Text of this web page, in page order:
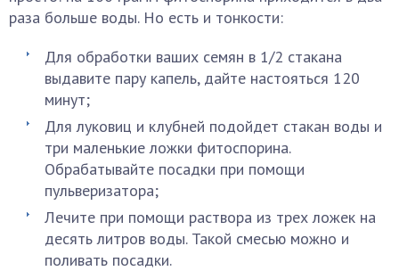
раза больше воды. Но есть и тонкости:
Для обработки ваших семян в 1/2 стакана
выдавите пару капель, дайте настояться 120
минут;
Для луковиц и клубней подойдет стакан воды и
три маленькие ложки фитоспорина.
Обрабатывайте посадки при помощи
пульверизатора;
Лечите при помощи раствора из трех ложек на
десять литров воды. Такой смесью можно и
поливать посадки.